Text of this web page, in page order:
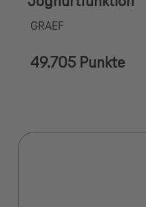
GRAEF
49.705 Punkte